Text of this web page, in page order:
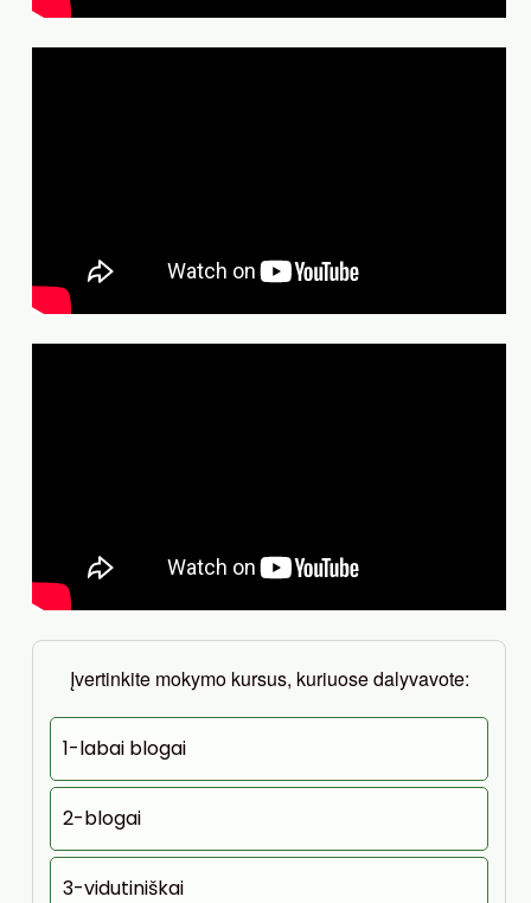
Įvertinkite mokymo kursus, kuriuose dalyvavote:
1-labai blogai
2-blogai
3-vidutiniškai